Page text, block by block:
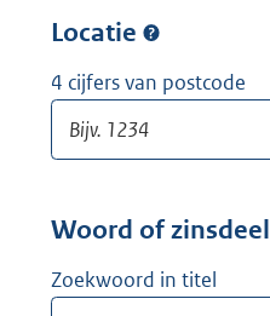
d
i
Locatie
4 cijfers van postcode
Woord of zinsdeel
Zoekwoord in titel